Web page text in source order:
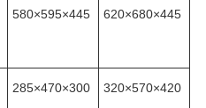
580×595×445 620×680×445
285×470×300 320×570×420